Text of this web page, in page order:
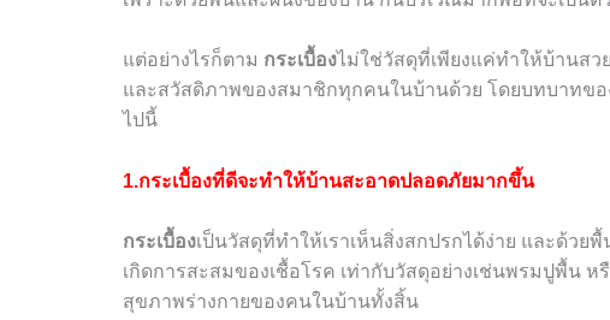
แต่อย่างไรก็ตาม กระเบื้องไม่ใช่วัสดุที่เพียงแค่ทำให้บ้านส
และสวัสดิภาพของสมาชิกทุกคนในบ้านด้วย โดยบทบาทขอ
ไปนี้
1.กระเบื้องที่ดีจะทำให้บ้านสะอาดปลอดภัยมากขึ้น
กระเบื้องเป็นวัสดุที่ทำให้เราเห็นสิ่งสกปรกได้ง่าย และด้วย
เกิดการสะสมของเชื้อโรค เท่ากับวัสดุอย่างเช่นพรมปูพื้น
สุขภาพร่างกายของคนในบ้านทั้งสิ้น